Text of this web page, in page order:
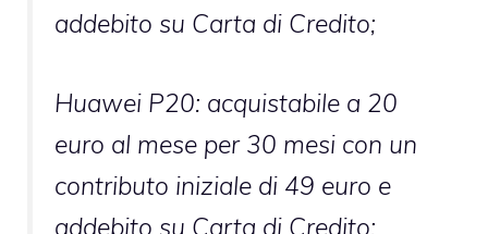
addebito su Carta di Credito;
Huawei P20: acquistabile a 20
euro al mese per 30 mesi con un
contributo iniziale di 49 euro e
addebito su Carta di Credito;